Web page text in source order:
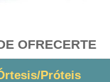
OFRECERTE
Próteis